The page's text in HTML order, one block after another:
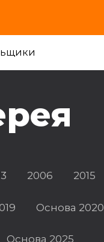
2006 2015
Основа 2020
Основа 2025